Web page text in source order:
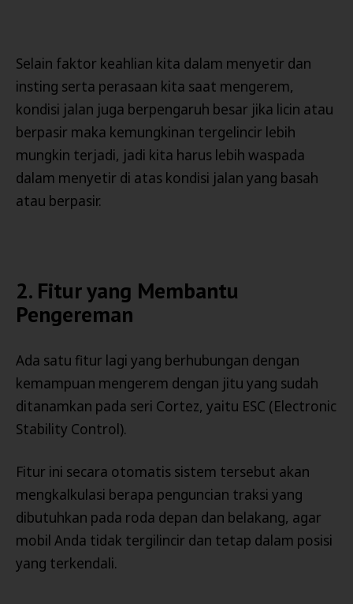
Selain faktor keahlian kita dalam menyetir dan
insting serta perasaan kita saat mengerem,
kondisi jalan juga berpengaruh besar jika licin atau
berpasir maka kemungkinan tergelincir lebih
mungkin terjadi, jadi kita harus lebih waspada
dalam menyetir di atas kondisi jalan yang basah
atau berpasir.
2. Fitur yang Membantu
Pengereman
Ada satu fitur lagi yang berhubungan dengan
kemampuan mengerem dengan jitu yang sudah
ditanamkan pada seri Cortez, yaitu ESC (Electronic
Stability Control).
Fitur ini secara otomatis sistem tersebut akan
mengkalkulasi berapa penguncian traksi yang
dibutuhkan pada roda depan dan belakang, agar
mobil Anda tidak tergilincir dan tetap dalam posisi
yang terkendali.